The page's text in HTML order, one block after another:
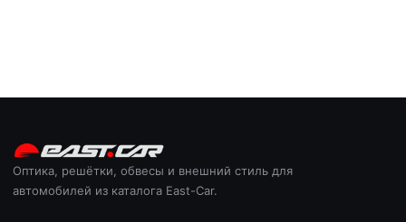
Оптика, решётки, обвесы и внешний стиль для
автомобилей из каталога East-Car.